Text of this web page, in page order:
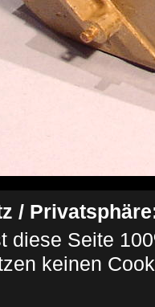
/
diese Seite
keinen